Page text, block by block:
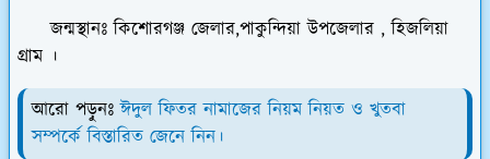
জন্মস্থানঃ কিশোরগঞ্জ জেলার,পাকুন্দিয়া উপজেলার , হিজলিয়া
গ্রাম ।
আরো পড়ুনঃঈদুল ফিতর নামাজের নিয়ম নিয়ত ও খুতবা
সম্পর্কে বিস্তারিত জেনে নিন।